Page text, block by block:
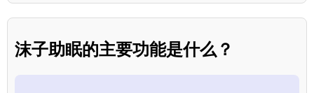
沫子助眠的主要功能是什么？